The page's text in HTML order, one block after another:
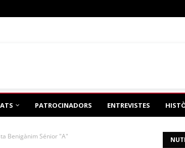
PATROCINADORS ENTREVISTES
Benigànim Sénior "A"